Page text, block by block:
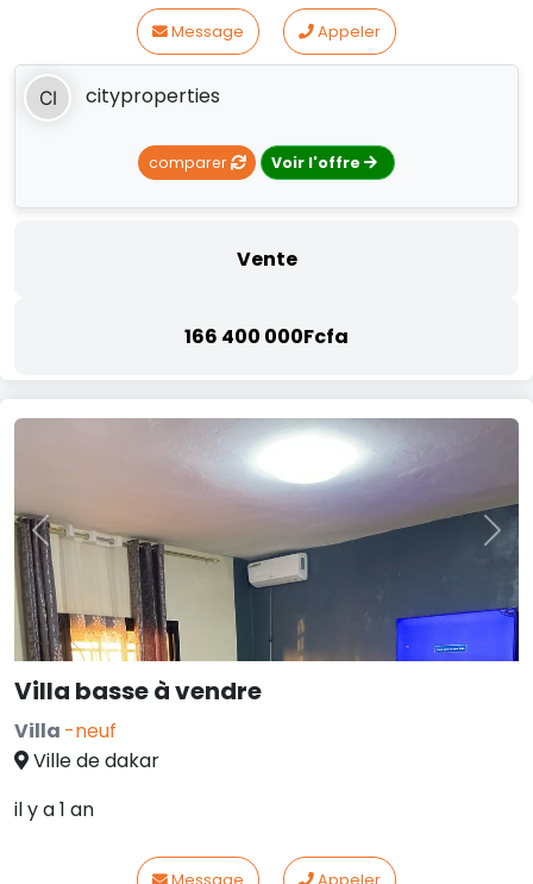
Message Appeler
cityproperties
comparer Voir l'offre
Vente
166 400 000Fcfa
Previous Next
Villa basse à vendre
Villa -neuf
Ville de dakar
il y a 1 an
Message Appeler